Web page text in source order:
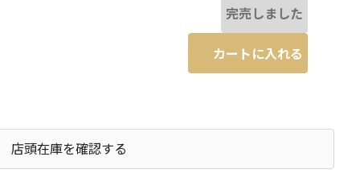
完売しました
カートに入れる
店頭在庫を確認する